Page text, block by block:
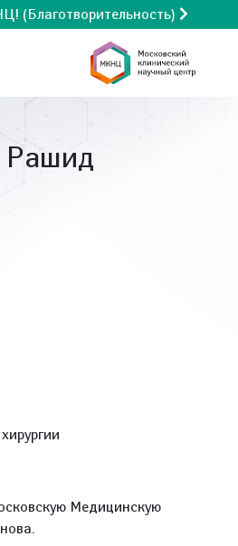
(Благотворительность)
Рашид
Медицинскую